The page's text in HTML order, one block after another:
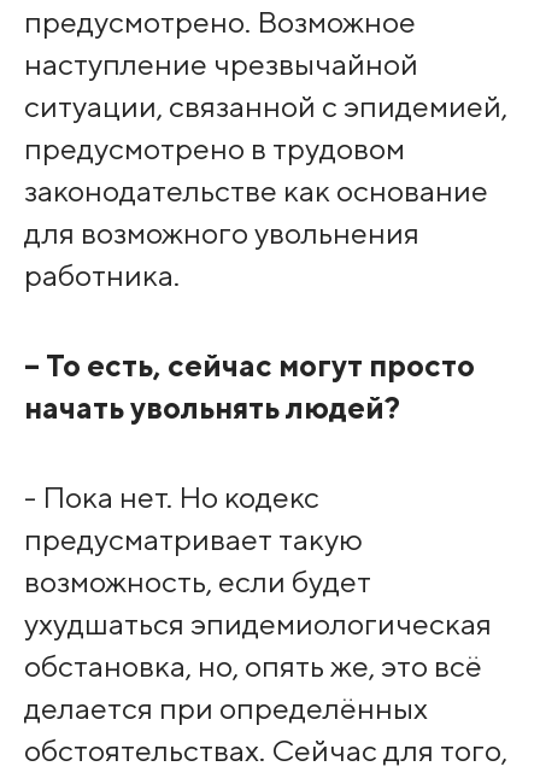
предусмотрено. Возможное
наступление чрезвычайной
ситуации, связанной с эпидемией,
предусмотрено в трудовом
законодательстве как основание
для возможного увольнения
работника.
– То есть, сейчас могут просто
начать увольнять людей?
- Пока нет. Но кодекс
предусматривает такую
возможность, если будет
ухудшаться эпидемиологическая
обстановка, но, опять же, это всё
делается при определённых
обстоятельствах. Сейчас для того,